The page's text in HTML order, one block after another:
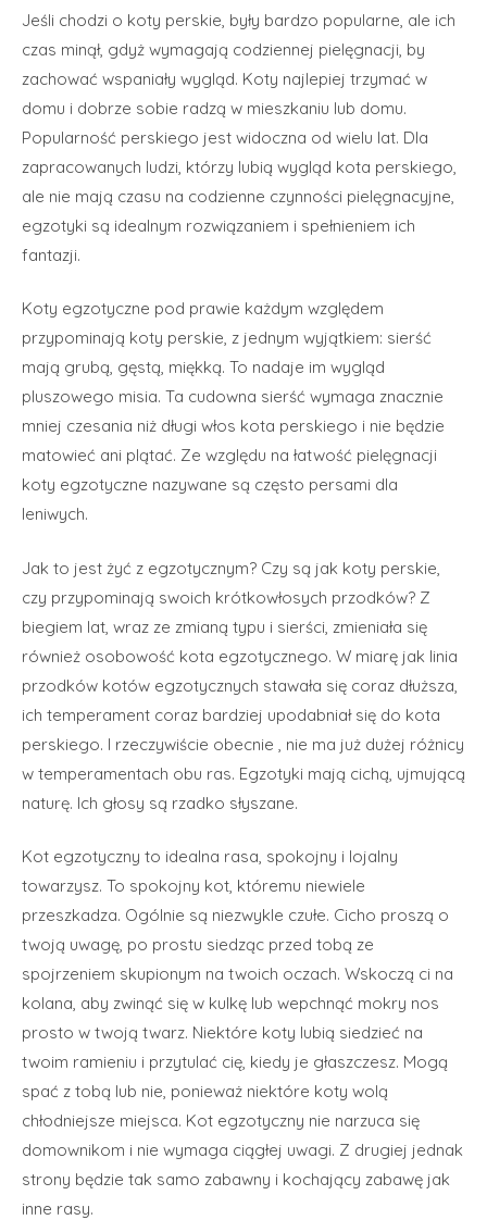
Jeśli chodzi o koty perskie, były bardzo popularne, ale ich
czas minął, gdyż wymagają codziennej pielęgnacji, by
zachować wspaniały wygląd. Koty najlepiej trzymać w
domu i dobrze sobie radzą w mieszkaniu lub domu.
Popularność perskiego jest widoczna od wielu lat. Dla
zapracowanych ludzi, którzy lubią wygląd kota perskiego,
ale nie mają czasu na codzienne czynności pielęgnacyjne,
egzotyki są idealnym rozwiązaniem i spełnieniem ich
fantazji.
Koty egzotyczne pod prawie każdym względem
przypominają koty perskie, z jednym wyjątkiem: sierść
mają grubą, gęstą, miękką. To nadaje im wygląd
pluszowego misia. Ta cudowna sierść wymaga znacznie
mniej czesania niż długi włos kota perskiego i nie będzie
matowieć ani plątać. Ze względu na łatwość pielęgnacji
koty egzotyczne nazywane są często persami dla
leniwych.
Jak to jest żyć z egzotycznym? Czy są jak koty perskie,
czy przypominają swoich krótkowłosych przodków? Z
biegiem lat, wraz ze zmianą typu i sierści, zmieniała się
również osobowość kota egzotycznego. W miarę jak linia
przodków kotów egzotycznych stawała się coraz dłuższa,
ich temperament coraz bardziej upodabniał się do kota
perskiego. I rzeczywiście obecnie , nie ma już dużej różnicy
w temperamentach obu ras. Egzotyki mają cichą, ujmującą
naturę. Ich głosy są rzadko słyszane.
Kot egzotyczny to idealna rasa, spokojny i lojalny
towarzysz. To spokojny kot, któremu niewiele
przeszkadza. Ogólnie są niezwykle czułe. Cicho proszą o
twoją uwagę, po prostu siedząc przed tobą ze
spojrzeniem skupionym na twoich oczach. Wskoczą ci na
kolana, aby zwinąć się w kulkę lub wepchnąć mokry nos
prosto w twoją twarz. Niektóre koty lubią siedzieć na
twoim ramieniu i przytulać cię, kiedy je głaszczesz. Mogą
spać z tobą lub nie, ponieważ niektóre koty wolą
chłodniejsze miejsca. Kot egzotyczny nie narzuca się
domownikom i nie wymaga ciągłej uwagi. Z drugiej jednak
strony będzie tak samo zabawny i kochający zabawę jak
inne rasy.